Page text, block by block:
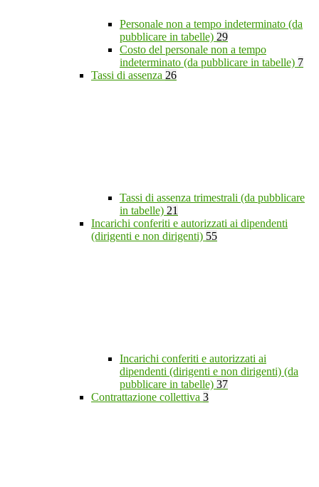
Personale non a tempo indeterminato (da
pubblicare in tabelle) 29
Costo del personale non a tempo
indeterminato (da pubblicare in tabelle) 7
Tassi di assenza 26
Tassi di assenza trimestrali (da pubblicare
in tabelle) 21
Incarichi conferiti e autorizzati ai dipendenti
(dirigenti e non dirigenti) 55
Incarichi conferiti e autorizzati ai
dipendenti (dirigenti e non dirigenti) (da
pubblicare in tabelle) 37
Contrattazione collettiva 3